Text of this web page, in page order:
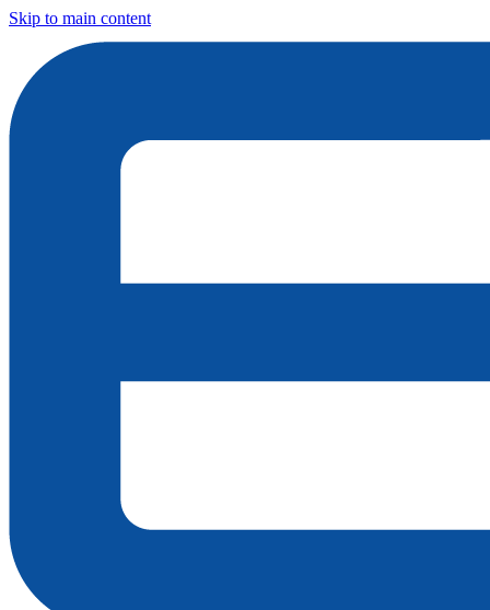
Skip to main content